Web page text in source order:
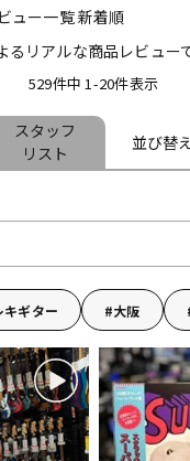
ウ
パ
そ
エ
ュー一覧 新着順
リアルな商品レビューで
529件中 1-20件表示
スタッフ
リスト
並び替
キギター 大阪